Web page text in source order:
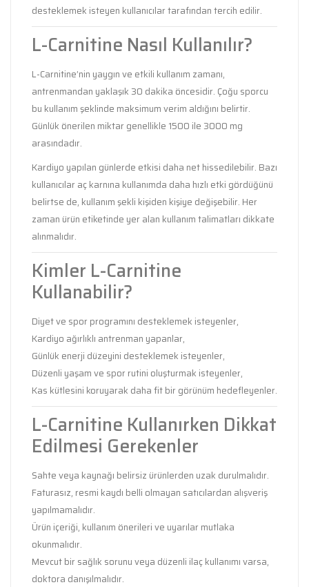
desteklemek isteyen kullanıcılar tarafından tercih edilir.
L-Carnitine Nasıl Kullanılır?
L-Carnitine’nin yaygın ve etkili kullanım zamanı,
antrenmandan yaklaşık 30 dakika öncesidir. Çoğu sporcu
bu kullanım şeklinde maksimum verim aldığını belirtir.
Günlük önerilen miktar genellikle 1500 ile 3000 mg
arasındadır.
Kardiyo yapılan günlerde etkisi daha net hissedilebilir. Bazı
kullanıcılar aç karnına kullanımda daha hızlı etki gördüğünü
belirtse de, kullanım şekli kişiden kişiye değişebilir. Her
zaman ürün etiketinde yer alan kullanım talimatları dikkate
alınmalıdır.
Kimler L-Carnitine
Kullanabilir?
Diyet ve spor programını desteklemek isteyenler,
Kardiyo ağırlıklı antrenman yapanlar,
Günlük enerji düzeyini desteklemek isteyenler,
Düzenli yaşam ve spor rutini oluşturmak isteyenler,
Kas kütlesini koruyarak daha fit bir görünüm hedefleyenler.
L-Carnitine Kullanırken Dikkat
Edilmesi Gerekenler
Sahte veya kaynağı belirsiz ürünlerden uzak durulmalıdır.
Faturasız, resmi kaydı belli olmayan satıcılardan alışveriş
yapılmamalıdır.
Ürün içeriği, kullanım önerileri ve uyarılar mutlaka
okunmalıdır.
Mevcut bir sağlık sorunu veya düzenli ilaç kullanımı varsa,
doktora danışılmalıdır.